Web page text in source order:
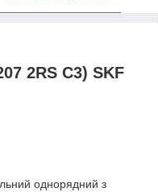
2RS C3) SKF
однорядний з